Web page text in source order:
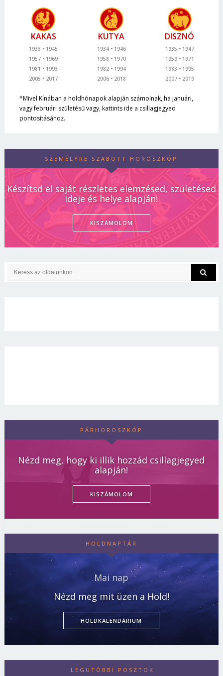
KAKAS
1933
1945
1957
1969
1981
1993
2005
2017
KUTYA
1934
1946
1958
1970
1982
1994
2006
2018
DISZNÓ
1935
1947
1959
1971
1983
1995
2007
2019
*Mivel Kínában a holdhónapok alapján számolnak, ha januári,
vagy februári születésű vagy, kattints ide a csillagjegyed
pontosításához.
SZEMÉLYRE SZABOTT HOROSZKÓP
Készítsd el saját részletes elemzésed, születésed
ideje és helye alapján!
KISZÁMOLOM
PÁRHOROSZKÓP
Nézd meg, hogy ki illik hozzád csillagjegyed
alapján!
KISZÁMOLOM
HOLDNAPTÁR
Mai nap
Nézd meg mit üzen a Hold!
HOLDKALENDÁRIUM
LEGUTÓBBI POSZTOK